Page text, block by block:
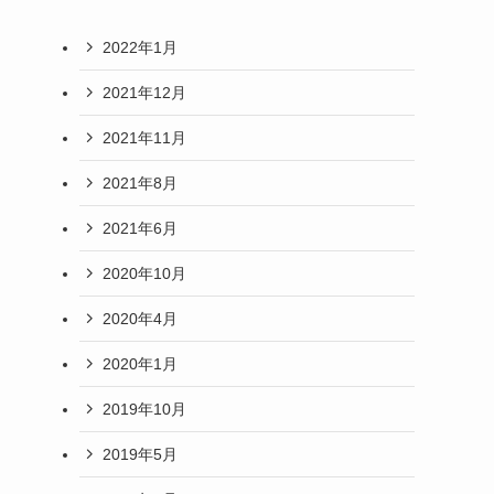
2022年1月
2021年12月
2021年11月
2021年8月
2021年6月
2020年10月
2020年4月
2020年1月
2019年10月
2019年5月